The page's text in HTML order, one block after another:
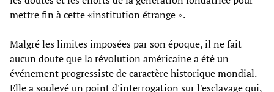
mettre fin à cette «institution étrange ».
Malgré les limites imposées par son époque, il ne fait
aucun doute que la révolution américaine a été un
événement progressiste de caractère historique mondial.
Elle a soulevé un point d'interrogation sur l'esclavage qui,